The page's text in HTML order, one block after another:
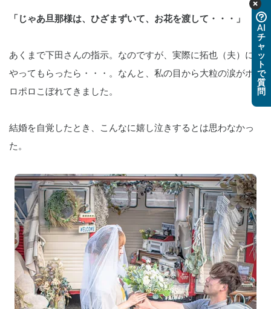
「じゃあ旦那様は、ひざまずいて、お花を渡して・・・」
あくまで下田さんの指示。なのですが、実際に拓也（夫）に
やってもらったら・・・。なんと、私の目から大粒の涙がポ
ロポロこぼれてきました。
結婚を自覚したとき、こんなに嬉し泣きするとは思わなかっ
た。
AI
チ
ャ
ッ
ト
で
質
問